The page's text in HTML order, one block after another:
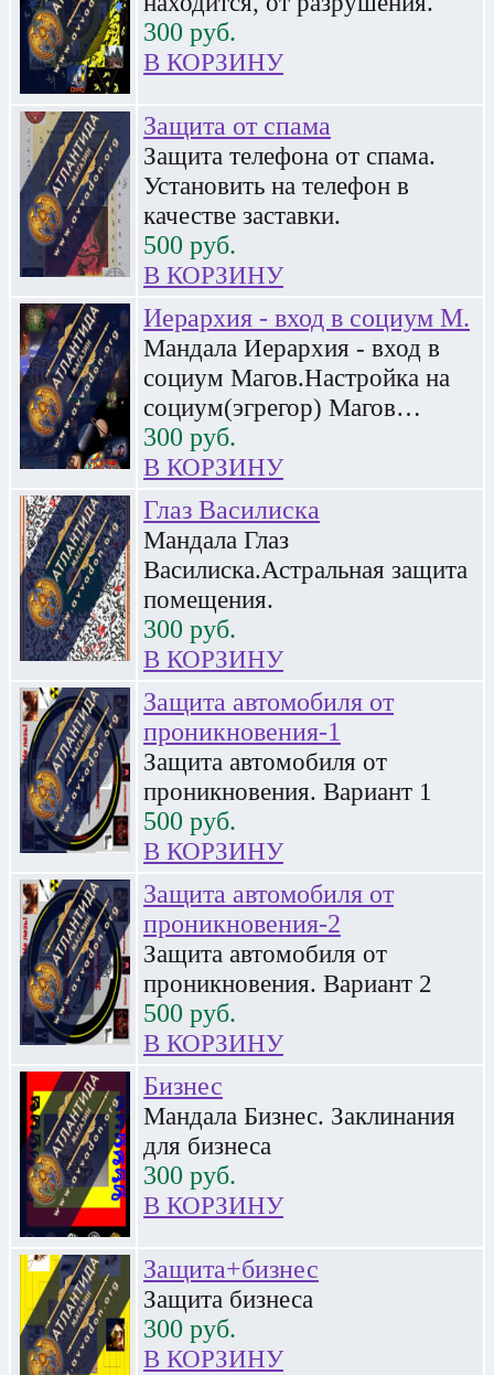
300 руб.
В КОРЗИНУ
Защита от спама
Защита телефона от спама.
Установить на телефон в
качестве заставки.
500 руб.
В КОРЗИНУ
Иерархия - вход в социум М.
Мандала Иерархия - вход в
социум Магов.Настройка на
социум(эгрегор) Магов…
300 руб.
В КОРЗИНУ
Глаз Василиска
Мандала Глаз
Василиска.Астральная защита
помещения.
300 руб.
В КОРЗИНУ
Защита автомобиля от
проникновения-1
Защита автомобиля от
проникновения. Вариант 1
500 руб.
В КОРЗИНУ
Защита автомобиля от
проникновения-2
Защита автомобиля от
проникновения. Вариант 2
500 руб.
В КОРЗИНУ
Бизнес
Мандала Бизнес. Заклинания
для бизнеса
300 руб.
В КОРЗИНУ
Защита+бизнес
Защита бизнеса
300 руб.
В КОРЗИНУ